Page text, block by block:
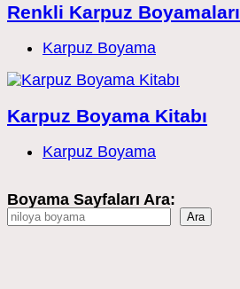
Renkli Karpuz Boyamaları
Post
category:
Karpuz Boyama
Karpuz Boyama Kitabı
Post
category:
Karpuz Boyama
Boyama Sayfaları Ara:
Ara